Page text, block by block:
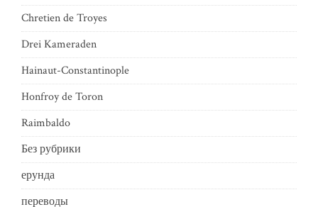
Chretien de Troyes
Drei Kameraden
Hainaut-Constantinople
Honfroy de Toron
Raimbaldo
Без рубрики
ерунда
переводы